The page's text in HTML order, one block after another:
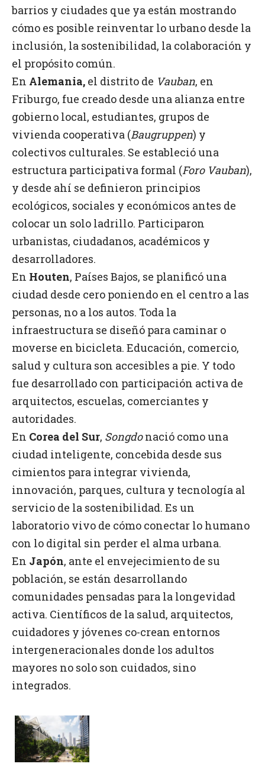
barrios y ciudades que ya están mostrando
cómo es posible reinventar lo urbano desde la
inclusión, la sostenibilidad, la colaboración y
el propósito común.
En Alemania, el distrito de Vauban, en
Friburgo, fue creado desde una alianza entre
gobierno local, estudiantes, grupos de
vivienda cooperativa (Baugruppen) y
colectivos culturales. Se estableció una
estructura participativa formal (Foro Vauban),
y desde ahí se definieron principios
ecológicos, sociales y económicos antes de
colocar un solo ladrillo. Participaron
urbanistas, ciudadanos, académicos y
desarrolladores.
En Houten, Países Bajos, se planificó una
ciudad desde cero poniendo en el centro a las
personas, no a los autos. Toda la
infraestructura se diseñó para caminar o
moverse en bicicleta. Educación, comercio,
salud y cultura son accesibles a pie. Y todo
fue desarrollado con participación activa de
arquitectos, escuelas, comerciantes y
autoridades.
En Corea del Sur, Songdonació como una
ciudad inteligente, concebida desde sus
cimientos para integrar vivienda,
innovación, parques, cultura y tecnología al
servicio de la sostenibilidad. Es un
laboratorio vivo de cómo conectar lo humano
con lo digital sin perder el alma urbana.
En Japón, ante el envejecimiento de su
población, se están desarrollando
comunidades pensadas para la longevidad
activa. Científicos de la salud, arquitectos,
cuidadores y jóvenes co-crean entornos
intergeneracionales donde los adultos
mayores no solo son cuidados, sino
integrados.